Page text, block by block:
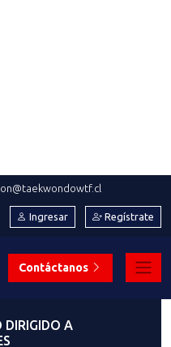
DE LA LIGA
TKD